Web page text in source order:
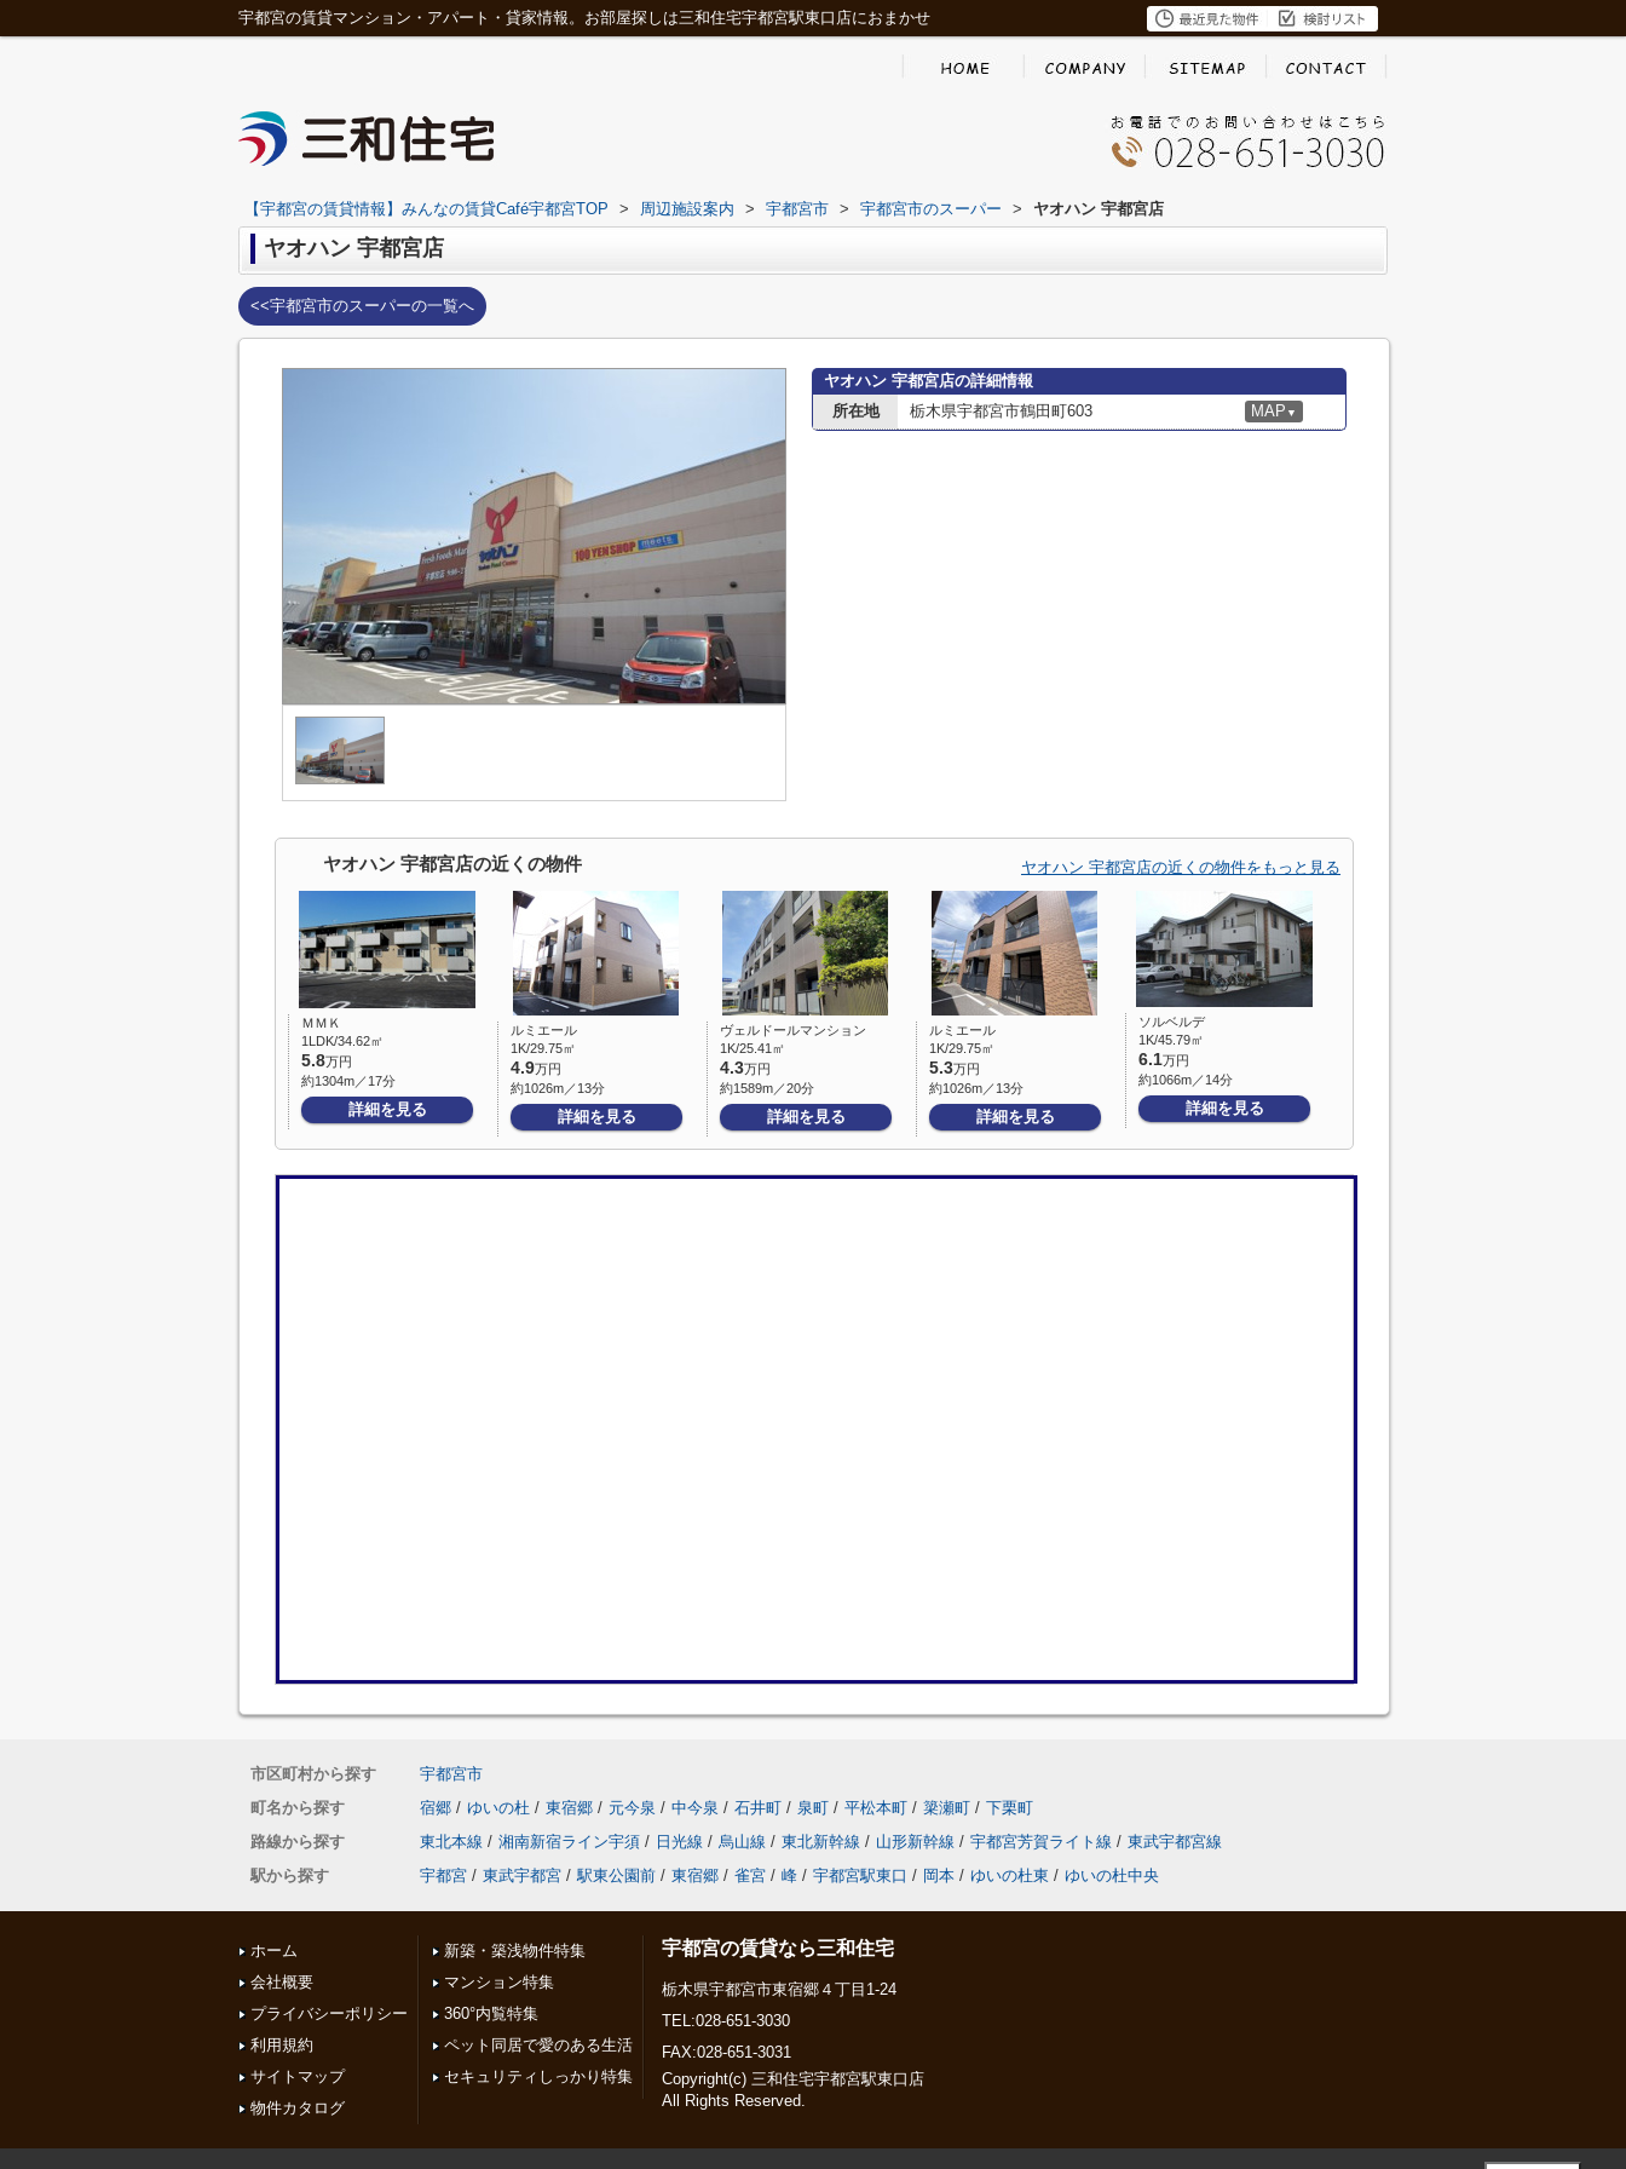
宇都宮の賃貸マンション・アパート・貸家情報。お部屋探しは三和住宅宇都宮駅東口店におまかせ
【宇都宮の賃貸情報】みんなの賃貸Café宇都宮TOP > 周辺施設案内 > 宇都宮市 > 宇都宮市のスーパー > ヤオハン 宇都宮店
ヤオハン 宇都宮店
<<宇都宮市のスーパーの一覧へ
ヤオハン 宇都宮店の詳細情報
所在地
栃木県宇都宮市鶴田町603 MAP ▼
ヤオハン 宇都宮店の近くの物件 ヤオハン 宇都宮店の近くの物件をもっと見る
ＭＭＫ
1LDK/34.62㎡
5.8万円
約1304m／17分
詳細を見る
ルミエール
1K/29.75㎡
4.9万円
約1026m／13分
詳細を見る
ヴェルドールマンション
1K/25.41㎡
4.3万円
約1589m／20分
詳細を見る
ルミエール
1K/29.75㎡
5.3万円
約1026m／13分
詳細を見る
ソルベルデ
1K/45.79㎡
6.1万円
約1066m／14分
詳細を見る
市区町村から探す
宇都宮市
町名から探す
宿郷 / ゆいの杜 / 東宿郷 / 元今泉 / 中今泉 / 石井町 / 泉町 / 平松本町 / 簗瀬町 / 下栗町
路線から探す
東北本線 / 湘南新宿ライン宇須 / 日光線 / 烏山線 / 東北新幹線 / 山形新幹線 / 宇都宮芳賀ライト線 / 東武宇都宮線
駅から探す
宇都宮 / 東武宇都宮 / 駅東公園前 / 東宿郷 / 雀宮 / 峰 / 宇都宮駅東口 / 岡本 / ゆいの杜東 / ゆいの杜中央
ホーム
会社概要
プライバシーポリシー
利用規約
サイトマップ
物件カタログ
新築・築浅物件特集
マンション特集
360°内覧特集
ペット同居で愛のある生活
セキュリティしっかり特集
宇都宮の賃貸なら三和住宅
栃木県宇都宮市東宿郷４丁目1-24
TEL:028-651-3030
FAX:028-651-3031
Copyright(c) 三和住宅宇都宮駅東口店
All Rights Reserved.